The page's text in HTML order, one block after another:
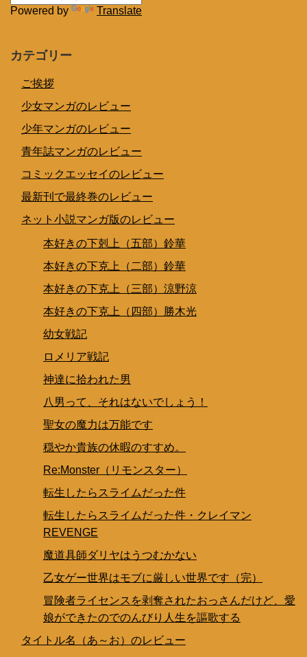
Powered by Translate
カテゴリー
ご挨拶
少女マンガのレビュー
少年マンガのレビュー
青年誌マンガのレビュー
コミックエッセイのレビュー
最新刊で最終巻のレビュー
ネット小説マンガ版のレビュー
本好きの下剋上（五部）鈴華
本好きの下克上（二部）鈴華
本好きの下克上（三部）涼野涼
本好きの下克上（四部）勝木光
幼女戦記
ロメリア戦記
神達に拾われた男
八男って、それはないでしょう！
聖女の魔力は万能です
穏やか貴族の休暇のすすめ。
Re:Monster（リモンスター）
転生したらスライムだった件
転生したらスライムだった件・クレイマン
REVENGE
魔道具師ダリヤはうつむかない
乙女ゲー世界はモブに厳しい世界です（完）
冒険者ライセンスを剥奪されたおっさんだけど、愛
娘ができたのでのんびり人生を謳歌する
タイトル名（あ～お）のレビュー